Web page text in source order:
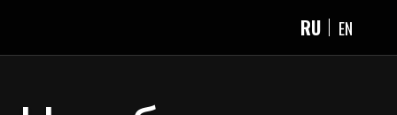
RU EN